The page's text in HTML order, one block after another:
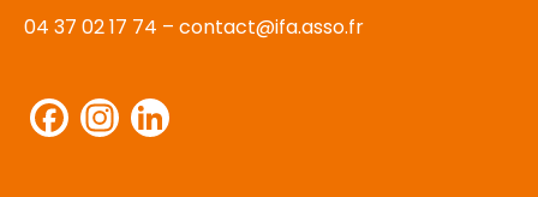
04 37 02 17 74 – contact@ifa.asso.fr